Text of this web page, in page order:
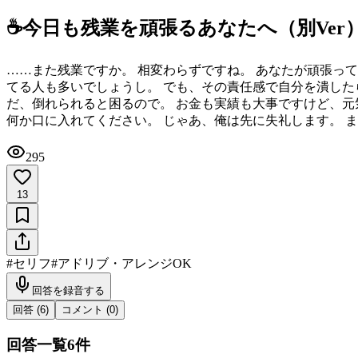
☕️今日も残業を頑張るあなたへ（別Ver
……また残業ですか。 相変わらずですね。 あなたが頑張っ
てる人も多いでしょうし。 でも、その責任感で自分を潰し
だ、倒れられると困るので。 お金も実績も大事ですけど、
何か口に入れてください。 じゃあ、俺は先に失礼します。
295
13
#セリフ#アドリブ・アレンジOK
回答を録音する
回答 (6) コメント (0)
回答一覧6件